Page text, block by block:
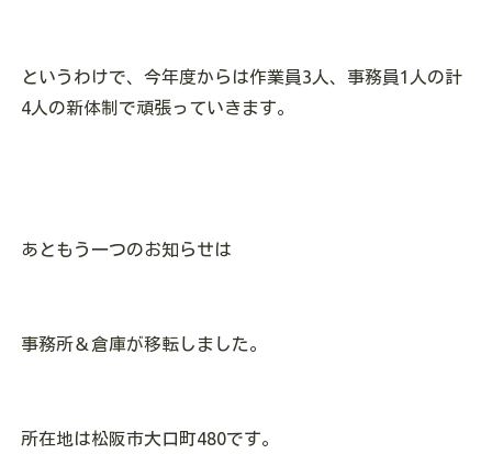
というわけで、今年度からは作業員3人、事務員1人の計
4人の新体制で頑張っていきます。
あともう一つのお知らせは
事務所＆倉庫が移転しました。
所在地は松阪市大口町480です。